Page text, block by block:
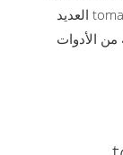
-abutment العديد
من الأدوات